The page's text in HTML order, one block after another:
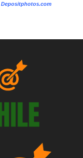
Depositphotos.com